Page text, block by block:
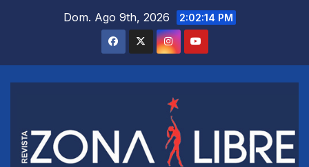
Dom. Ago 9th, 2026 2:02:15 PM